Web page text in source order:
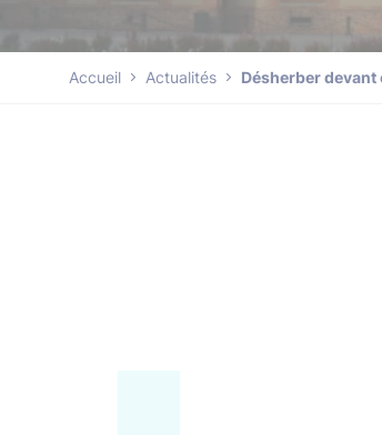
Accueil Actualités Désherber devant